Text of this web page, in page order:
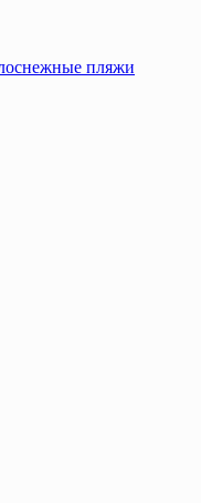
пляжи